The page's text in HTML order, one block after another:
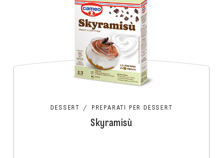
DESSERT / PREPARATI PER DESSERT
Skyramisù